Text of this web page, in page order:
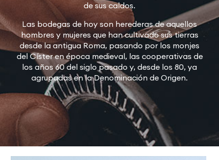
de sus caldos.
Las bodegas de hoy son herederas de aquellos
hombres y mujeres que han cultivado sus tierras
desde la antigua Roma, pasando por los monjes
del Císter en época medieval, las cooperativas de
los años 60 del siglo pasado y, desde los 80, ya
agrupadas en la Denominación de Origen.